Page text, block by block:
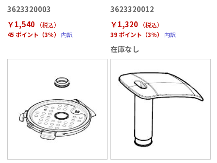
3623320003
￥1,540
（税込）
45 ポイント（3％）
内訳
3623320012
￥1,320
（税込）
39 ポイント（3％）
内訳
在庫なし